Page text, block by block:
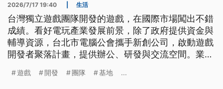
2026/7/17 19:40 生活
台灣獨立遊戲團隊開發的遊戲，在國際市場闖出不錯
成績。看好電玩產業發展前景，除了政府提供資金與
輔導資源，台北市電腦公會攜手新創公司，啟動遊戲
開發者聚落計畫，提供辦公、研發與交流空間。業者
拓展海外商機，提升遊戲產業競爭力。
遊戲 開發 團隊 基地 ...